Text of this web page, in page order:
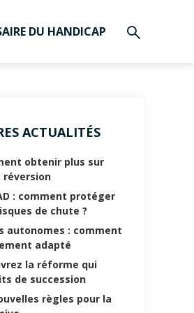
DU HANDICAP
ACTUALITÉS
obtenir plus sur
: comment protéger
de chute ?
autonomes : comment
adapté
la réforme qui
de succession
règles pour la